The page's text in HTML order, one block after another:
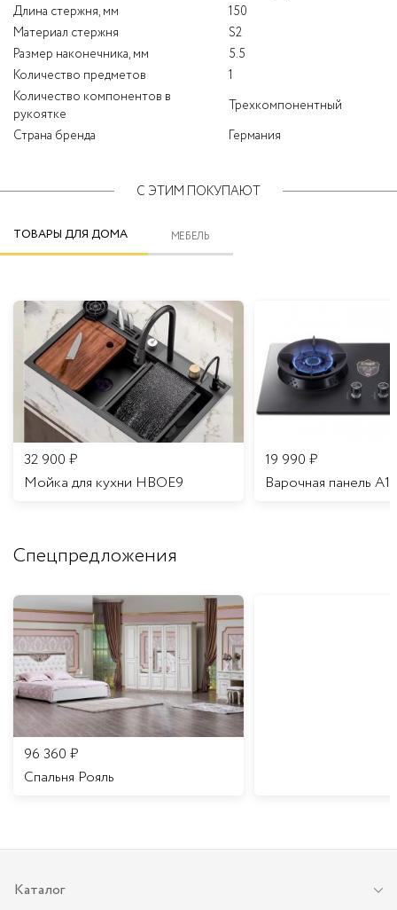
Длина стержня, мм
150
Материал стержня
S2
Размер наконечника, мм
5.5
Количество предметов
1
Количество компонентов в
рукоятке
Трехкомпонентный
Страна бренда
Германия
С ЭТИМ ПОКУПАЮТ
ТОВАРЫ ДЛЯ ДОМА МЕБЕЛЬ
32 900 ₽
Мойка для кухни HBOE9
19 990 ₽
Варочная панель A16
Спецпредложения
96 360 ₽
Спальня Рояль
Каталог